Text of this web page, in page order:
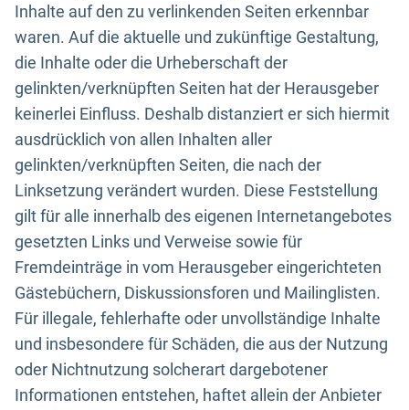
Inhalte auf den zu verlinkenden Seiten erkennbar
waren. Auf die aktuelle und zukünftige Gestaltung,
die Inhalte oder die Urheberschaft der
gelinkten/verknüpften Seiten hat der Herausgeber
keinerlei Einfluss. Deshalb distanziert er sich hiermit
ausdrücklich von allen Inhalten aller
gelinkten/verknüpften Seiten, die nach der
Linksetzung verändert wurden. Diese Feststellung
gilt für alle innerhalb des eigenen Internetangebotes
gesetzten Links und Verweise sowie für
Fremdeinträge in vom Herausgeber eingerichteten
Gästebüchern, Diskussionsforen und Mailinglisten.
Für illegale, fehlerhafte oder unvollständige Inhalte
und insbesondere für Schäden, die aus der Nutzung
oder Nichtnutzung solcherart dargebotener
Informationen entstehen, haftet allein der Anbieter